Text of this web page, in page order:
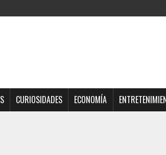
CURIOSIDADES ECONOMÍA